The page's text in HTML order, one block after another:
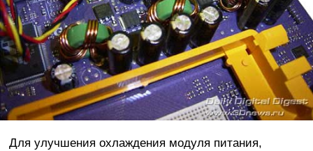
Для улучшения охлаждения модуля питания,